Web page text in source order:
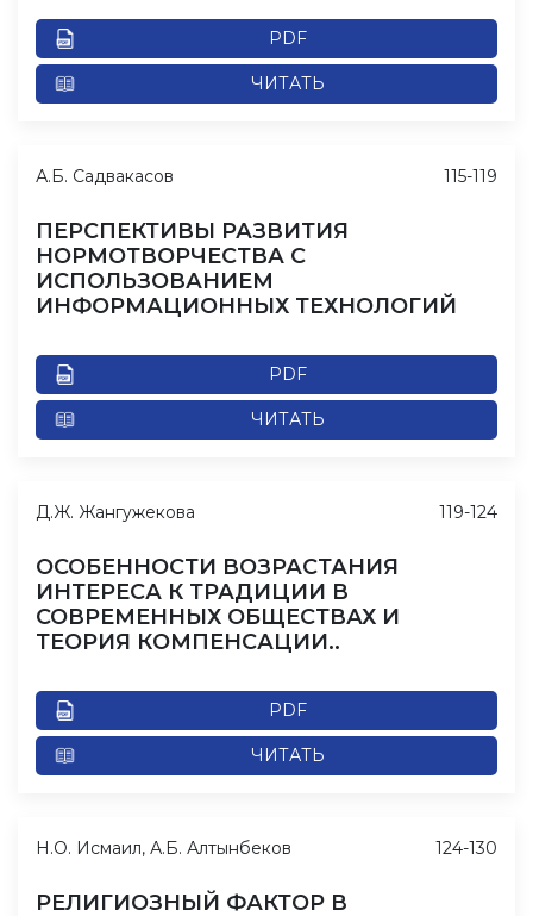
PDF
ЧИТАТЬ
А.Б. Садвакасов
ПЕРСПЕКТИВЫ РАЗВИТИЯ
НОРМОТВОРЧЕСТВА С
ИСПОЛЬЗОВАНИЕМ
ИНФОРМАЦИОННЫХ ТЕХНОЛОГИЙ
PDF
ЧИТАТЬ
115-119
Д.Ж. Жангужекова
ОСОБЕННОСТИ ВОЗРАСТАНИЯ
ИНТЕРЕСА К ТРАДИЦИИ В
СОВРЕМЕННЫХ ОБЩЕСТВАХ И
ТЕОРИЯ КОМПЕНСАЦИИ..
PDF
ЧИТАТЬ
119-124
Н.О. Исмаил, А.Б. Алтынбеков
РЕЛИГИОЗНЫЙ ФАКТОР В
124-130